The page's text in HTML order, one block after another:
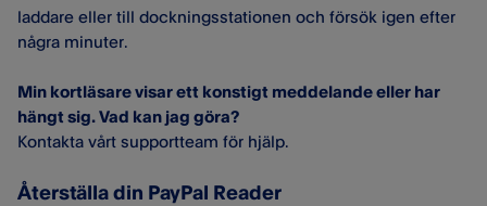
laddare eller till dockningsstationen och försök igen efter
några minuter.
Min kortläsare visar ett konstigt meddelande eller har
hängt sig. Vad kan jag göra?
Kontakta vårt supportteam för hjälp.
Återställa din PayPal Reader